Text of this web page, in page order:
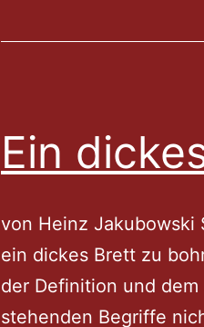
Ein
von Heinz Jakubowski
ein dickes Brett zu
der Definition und
stehenden Begriffe